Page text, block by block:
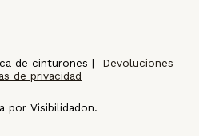
de cinturones | Devoluciones
de privacidad
por Visibilidadon.